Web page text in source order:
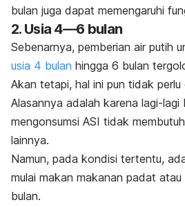
bulan juga dapat memengaruhi
2. Usia 4—6 bulan
Sebenarnya, pemberian air putih
usia 4 bulan hingga 6 bulan
Akan tetapi, hal ini pun tidak perlu
Alasannya adalah karena lagi-lagi
mengonsumsi ASI tidak
lainnya.
Namun, pada kondisi tertentu,
mulai makan makanan padat
bulan.